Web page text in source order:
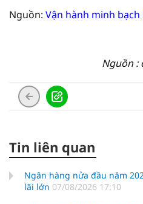
Nguồn: Vận hành minh
Nguồn :
Tin liên quan
Ngân hàng nửa đầu năm
lãi lớn 07/08/2026 17:10